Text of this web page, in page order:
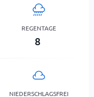
REGENTAGE
8
NIEDERSCHLAGSFREI